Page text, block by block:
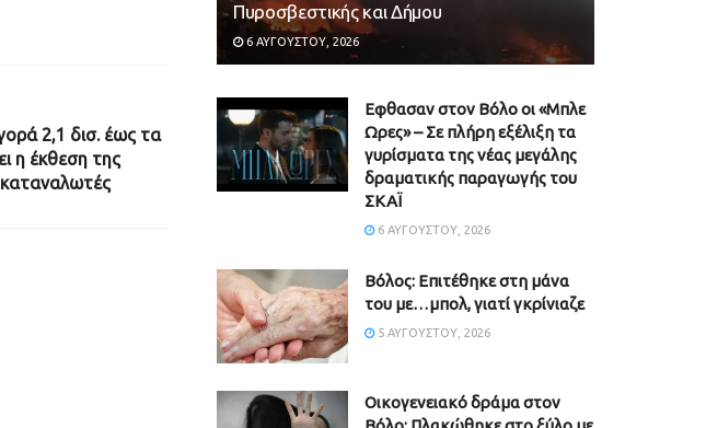
2,1 δισ. έως τα
η έκθεση της
Πυροσβεστικής και Δήμου
6 ΑΥΓΟΎΣΤΟΥ, 2026
Εφθασαν στον Βόλο οι «Μπλε
Ωρες» – Σε πλήρη εξέλιξη τα
γυρίσματα της νέας μεγάλης
δραματικής παραγωγής του
ΣΚΑΪ
6 ΑΥΓΟΎΣΤΟΥ, 2026
Βόλος: Επιτέθηκε στη μάνα
του με…μπολ, γιατί γκρίνιαζε
5 ΑΥΓΟΎΣΤΟΥ, 2026
Οικογενειακό δράμα στον